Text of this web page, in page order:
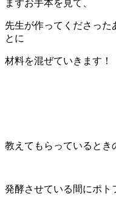
まずお手本を見て、
先生が作ってくださった
とに
材料を混ぜていきます！
教えてもらっているとき
発酵させている間にポト